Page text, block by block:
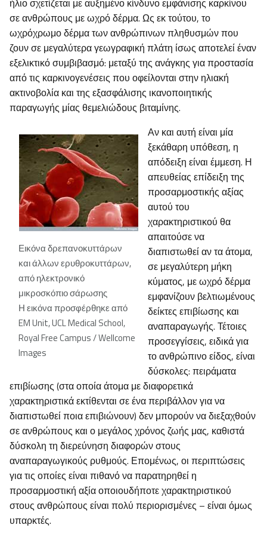
ήλιο σχετίζεται με αυξημένο κίνδυνο εμφάνισης καρκίνου
σε ανθρώπους με ωχρό δέρμα. Ως εκ τούτου, το
ωχρόχρωμο δέρμα των ανθρώπινων πληθυσμών που
ζουν σε μεγαλύτερα γεωγραφική πλάτη ίσως αποτελεί έναν
εξελικτικό συμβιβασμό: μεταξύ της ανάγκης για προστασία
από τις καρκινογενέσεις που οφείλονται στην ηλιακή
ακτινοβολία και της εξασφάλισης ικανοποιητικής
παραγωγής μίας θεμελιώδους βιταμίνης.
Εικόνα δρεπανοκυττάρων
και άλλων ερυθροκυττάρων,
από ηλεκτρονικό
μικροσκόπιο σάρωσης
Η εικόνα προσφέρθηκε από
EM Unit, UCL Medical School,
Royal Free Campus / Wellcome
Images
Αν και αυτή είναι μία
ξεκάθαρη υπόθεση, η
απόδειξη είναι έμμεση. Η
απευθείας επίδειξη της
προσαρμοστικής αξίας
αυτού του
χαρακτηριστικού θα
απαιτούσε να
διαπιστωθεί αν τα άτομα,
σε μεγαλύτερη μήκη
κύματος, με ωχρό δέρμα
εμφανίζουν βελτιωμένους
δείκτες επιβίωσης και
αναπαραγωγής. Τέτοιες
προσεγγίσεις, ειδικά για
το ανθρώπινο είδος, είναι
δύσκολες: πειράματα
επιβίωσης (στα οποία άτομα με διαφορετικά
χαρακτηριστικά εκτίθενται σε ένα περιβάλλον για να
διαπιστωθεί ποια επιβιώνουν) δεν μπορούν να διεξαχθούν
σε ανθρώπους και ο μεγάλος χρόνος ζωής μας, καθιστά
δύσκολη τη διερεύνηση διαφορών στους
αναπαραγωγικούς ρυθμούς. Επομένως, οι περιπτώσεις
για τις οποίες είναι πιθανό να παρατηρηθεί η
προσαρμοστική αξία οποιουδήποτε χαρακτηριστικού
στους ανθρώπους είναι πολύ περιορισμένες – είναι όμως
υπαρκτές.